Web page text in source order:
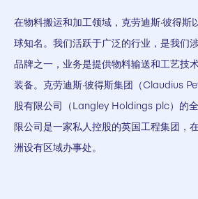
在物料搬运和加工领域，克劳迪斯·彼得斯
球知名。我们活跃于广泛的行业，是我们
品牌之一，业务是提供物料输送和工艺技
装备。克劳迪斯·彼得斯集团（Claudius
股有限公司（Langley Holdings plc）的
限公司是一家私人控股的英国工程集团，
洲设有区域办事处。